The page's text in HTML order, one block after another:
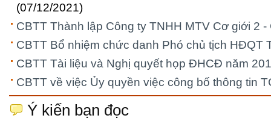
(07/12/2021)
CBTT Thành lập Công ty TNHH MTV Cơ giới 2 -
CBTT Bổ nhiệm chức danh Phó chủ tịch HĐQT
CBTT Tài liệu và Nghị quyết họp ĐHCĐ năm
CBTT về việc Ủy quyền việc công bố thông tin
Ý kiến bạn đọc